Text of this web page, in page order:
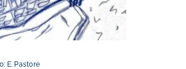
E. Pastore